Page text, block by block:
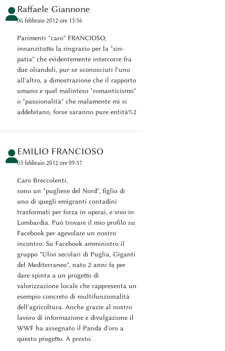
Raffaele Giannone
06 febbraio 2012 ore 13:56
Parimenti "caro" FRANCIOSO,
innanzitutto la ringrazio per la "sin-
patia" che evidentemente intercorre fra
due oliandoli, pur se sconosciuti l'uno
all'altro, a dimostrazione che il rapporto
umano e quel malinteso "romanticismo"
o "passionalità" che malamente mi si
addebitano, forse saranno pure entità%2
EMILIO FRANCIOSO
03 febbraio 2012 ore 09:57
Caro Breccolenti,
sono un "pugliese del Nord", figlio di
uno di quegli emigranti contadini
trasformati per forza in operai, e vivo in
Lombardia. Può trovare il mio profilo su
Facebook per agevolare un nostro
incontro. Su Facebook amministro il
gruppo "Ulivi secolari di Puglia, Giganti
del Mediterraneo", nato 2 anni fa per
dare spinta a un progetto di
valorizzazione locale che rappresenta un
esempio concreto di multifunzionalità
dell'agricoltura. Anche grazie al nostro
lavoro di informazione e divulgazione il
WWF ha assegnato il Panda d'oro a
questo progetto. A presto.